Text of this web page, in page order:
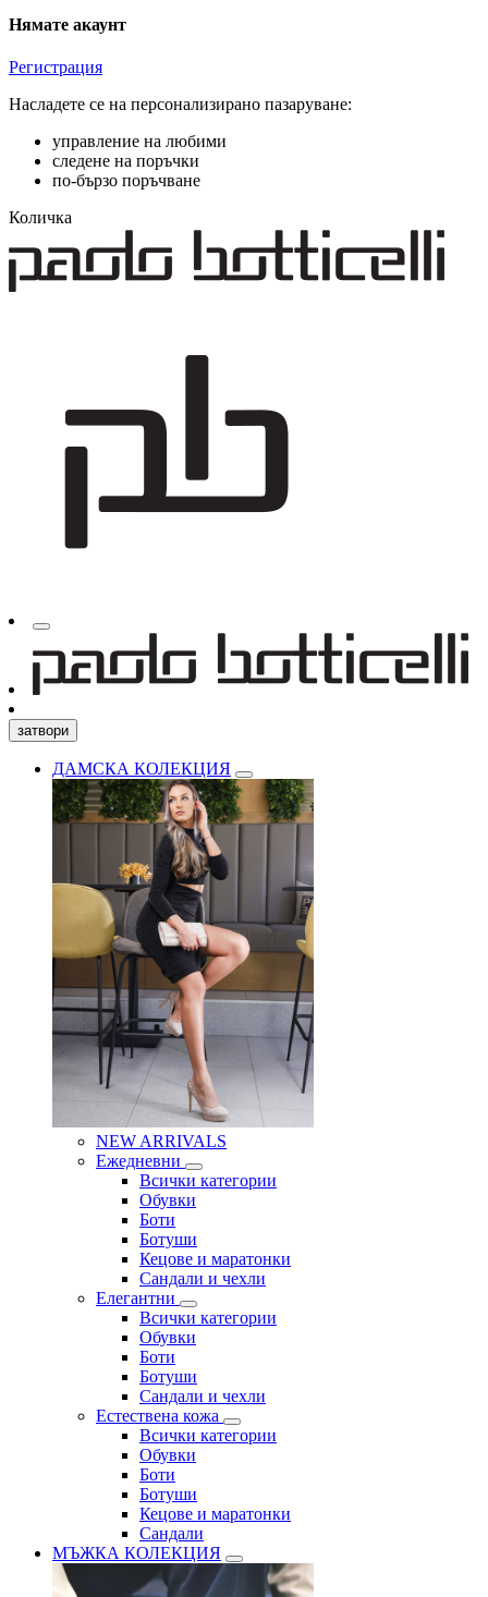
Нямате акаунт
Регистрация
Насладете се на персонализирано пазаруване:
управление на любими
следене на поръчки
по-бързо поръчване
Количка
затвори
ДАМСКА КОЛЕКЦИЯ
NEW ARRIVALS
Ежедневни
Всички категории
Обувки
Боти
Ботуши
Кецове и маратонки
Сандали и чехли
Елегантни
Всички категории
Обувки
Боти
Ботуши
Сандали и чехли
Естествена кожа
Всички категории
Обувки
Боти
Ботуши
Кецове и маратонки
Сандали
МЪЖКА КОЛЕКЦИЯ